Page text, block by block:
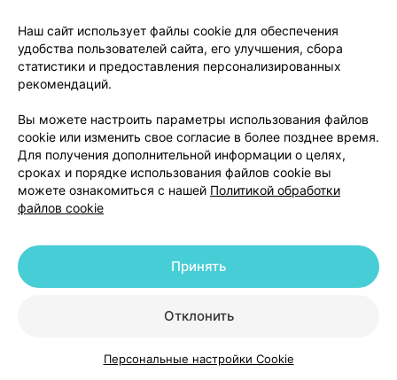
КаталогКорзинаИзбранноеПрофиль
неспособности сидеть или стоять на месте,
нервозность, трудности с концентрацией
внимания, изменение вкуса, трудности с
контролем движений, например, отсутствие
координации или непроизвольные движения
мышц, синдром беспокойных ног, плохое
качество сна
расширенные зрачки, нарушение зрения
ощущение головокружения (вертиго), боль в
ушах
частое и / или нерегулярное сердцебиение
обморок, головокружение или обморок при
вставании, холодные пальцы рук и / или ног
стул, гастроэнтерит, отрыжка, затрудненное
Наш сайт использует файлы cookie для обеспечения
удобства пользователей сайта, его улучшения, сбора
статистики и предоставления персонализированных
рекомендаций.
Вы можете настроить параметры использования файлов
cookie или изменить свое согласие в более позднее время.
Для получения дополнительной информации о целях,
сроках и порядке использования файлов cookie вы
можете ознакомиться с нашей Политикой обработки
файлов cookie
Отклонить
Принять
Персональные настройки Cookie